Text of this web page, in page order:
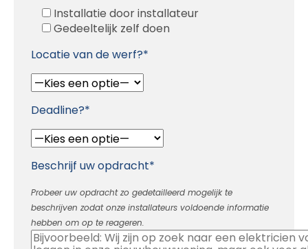
Installatie door installateur
Gedeeltelijk zelf doen
Locatie van de werf?*
Deadline?*
Beschrijf uw opdracht*
Probeer uw opdracht zo gedetailleerd mogelijk te
beschrijven zodat onze installateurs voldoende informatie
hebben om op te reageren.